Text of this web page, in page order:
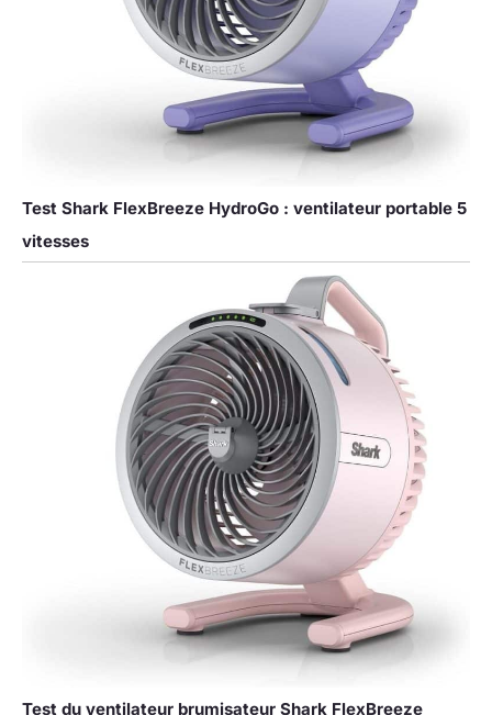
Test Shark FlexBreeze HydroGo : ventilateur portable 5
vitesses
Test du ventilateur brumisateur Shark FlexBreeze